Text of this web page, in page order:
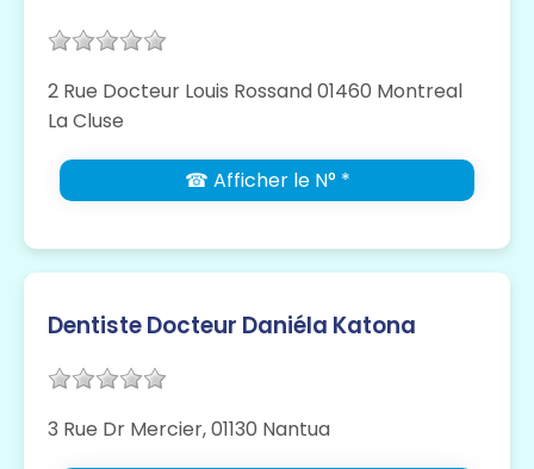
2 Rue Docteur Louis Rossand 01460 Montreal
La Cluse
☎ Afficher le N° *
Dentiste Docteur Daniéla Katona
3 Rue Dr Mercier, 01130 Nantua